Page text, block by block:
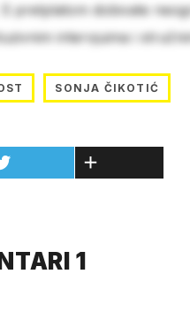
pretplatom dobivate
intervjuima i
SONJA ČIKOTIĆ
1